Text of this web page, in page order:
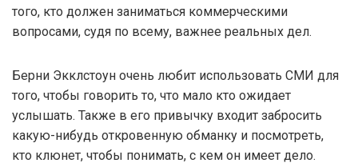
того, кто должен заниматься коммерческими
вопросами, судя по всему, важнее реальных дел.
Берни Экклстоун очень любит использовать СМИ для
того, чтобы говорить то, что мало кто ожидает
услышать. Также в его привычку входит забросить
какую-нибудь откровенную обманку и посмотреть,
кто клюнет, чтобы понимать, с кем он имеет дело.